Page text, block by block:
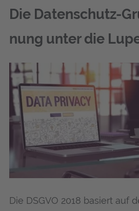
Die Daten­schutz-
nung unter die
Die DSGVO 2018 basiert auf